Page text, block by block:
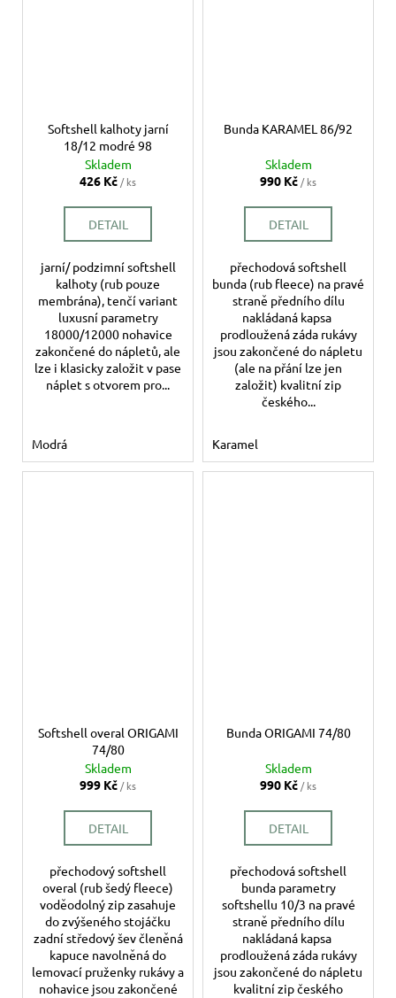
Softshell kalhoty jarní
18/12 modré 98
Skladem
426 Kč/ ks
DETAIL
jarní/ podzimní softshell
kalhoty (rub pouze
membrána), tenčí variant
luxusní parametry
18000/12000 nohavice
zakončené do nápletů, ale
lze i klasicky založit v pase
náplet s otvorem pro...
Modrá
Bunda KARAMEL 86/92
Skladem
990 Kč/ ks
DETAIL
přechodová softshell
bunda (rub fleece) na pravé
straně předního dílu
nakládaná kapsa
prodloužená záda rukávy
jsou zakončené do nápletu
(ale na přání lze jen
založit) kvalitní zip
českého...
Karamel
Softshell overal ORIGAMI
74/80
Skladem
999 Kč/ ks
DETAIL
přechodový softshell
overal (rub šedý fleece)
voděodolný zip zasahuje
do zvýšeného stojáčku
zadní středový šev členěná
kapuce navolněná do
lemovací pruženky rukávy a
nohavice jsou zakončené
Bunda ORIGAMI 74/80
Skladem
990 Kč/ ks
DETAIL
přechodová softshell
bunda parametry
softshellu 10/3 na pravé
straně předního dílu
nakládaná kapsa
prodloužená záda rukávy
jsou zakončené do nápletu
kvalitní zip českého